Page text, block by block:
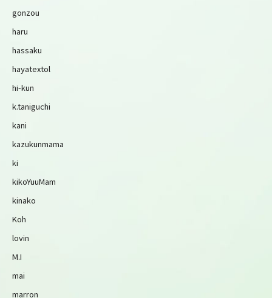
gonzou
haru
hassaku
hayatextol
hi-kun
k.taniguchi
kani
kazukunmama
ki
kikoYuuMam
kinako
Koh
lovin
M.I
mai
marron